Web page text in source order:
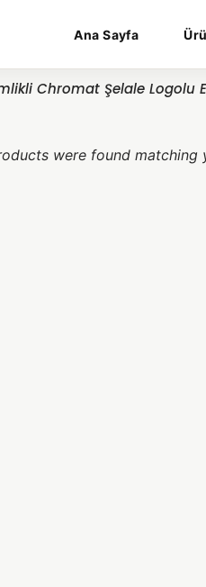
Ana Sayfa
Chromat Şelale Logolu
were found matching